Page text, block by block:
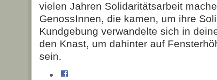
vielen Jahren Solidaritätsarbeit
GenossInnen, die kamen, um ihre
Kundgebung verwandelte sich in
den Knast, um dahinter auf
sein.